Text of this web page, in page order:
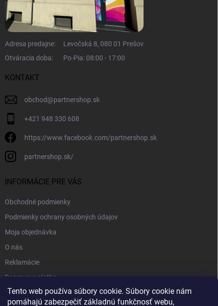
Tento web používa súbory cookie. Súbory cookie nám
pomáhajú zabezpečiť základnú funkčnosť webu,
Adresa predajne:
Levočská 8, 080 01 Prešov
Otváracia doba:
Po-Pia: 08:00 - 17:00
KONTAKT
obchod@partnershop.sk
+421 948 330 608
https://www.facebook.com/partnershop.sk
partnershop.sk/
INFORMÁCIE PRE VÁS
Obchodné podmienky
Podmienky ochrany osobných údajov
Moja objednávka
O nás
Reklamácie
Doprava a platba
Kontakt